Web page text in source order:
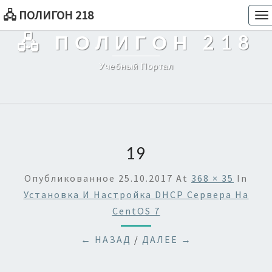
🖧 ПОЛИГОН 218
🖧 ПОЛИГОН 218
Учебный Портал
19
Опубликованное 25.10.2017 At 368 × 35 In
Установка И Настройка DHCP Сервера На
CentOS 7
← НАЗАД / ДАЛЕЕ →